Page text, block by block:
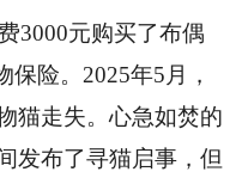
3000元购买了布偶
保险。2025年5月，
猫走失。心急如焚的
发布了寻猫启事，但